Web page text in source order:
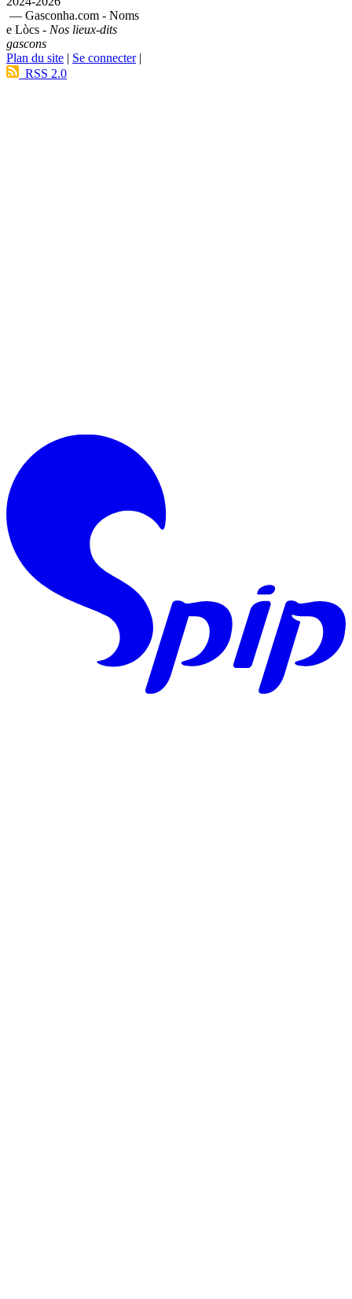
— Gasconha.com - Noms
e Lòcs - Nos lieux-dits
gascons
Plan du site | Se connecter|
RSS 2.0